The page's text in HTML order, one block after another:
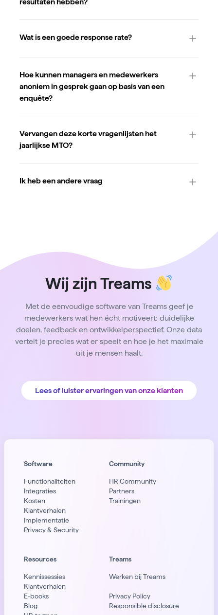
Wat is een goede response rate?
Hoe kunnen managers en medewerkers
anoniem in gesprek gaan op basis van een
enquête?
Vervangen deze korte vragenlijsten het
jaarlijkse MTO?
Ik heb een andere vraag
Wij zijn Treams
Met de eenvoudige software van Treams geef je
medewerkers wat hen écht motiveert: duidelijke
doelen, feedback en ontwikkelperspectief. Onze data
vertelt je precies wat er speelt en hoe je het maximale
uit je mensen haalt.
Lees of luister ervaringen van onze klanten
Software
Functionaliteiten
Integraties
Kosten
Klantverhalen
Implementatie
Privacy & Security
Community
HR Community
Partners
Trainingen
Resources
Kennissessies
Klantverhalen
E-books
Blog
Treams
Werken bij Treams
Privacy Policy
Responsible disclosure